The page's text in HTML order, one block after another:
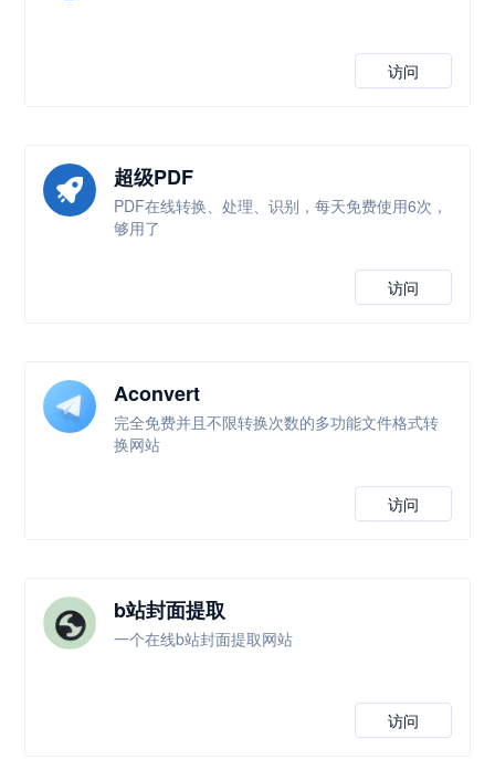
访问
超级PDF
PDF在线转换、处理、识别，每天免费使用6次，
够用了
访问
Aconvert
完全免费并且不限转换次数的多功能文件格式转
换网站
访问
b站封面提取
一个在线b站封面提取网站
访问